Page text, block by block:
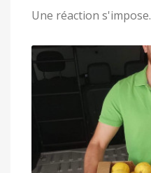
Une réaction s'impose.